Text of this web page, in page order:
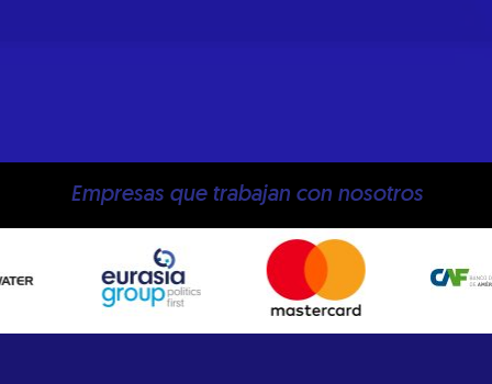
Empresas que trabajan con nosotros